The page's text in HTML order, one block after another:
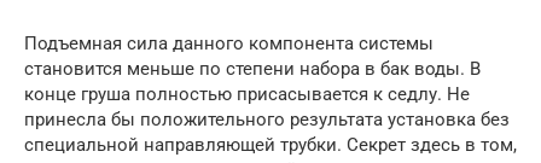
Подъемная сила данного компонента системы
становится меньше по степени набора в бак воды. В
конце груша полностью присасывается к седлу. Не
принесла бы положительного результата установка без
специальной направляющей трубки. Секрет здесь в том,